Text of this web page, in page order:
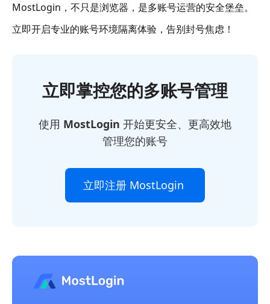
MostLogin，不只是浏览器，是多账号运营的安全堡垒。
立即开启专业的账号环境隔离体验，告别封号焦虑！
立即掌控您的多账号管理
使用 MostLogin 开始更安全、更高效地
管理您的账号
立即注册 MostLogin